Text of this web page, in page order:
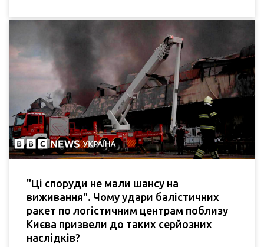
"Ці споруди не мали шансу на
виживання". Чому удари балістичних
ракет по логістичним центрам поблизу
Києва призвели до таких серйозних
наслідків?